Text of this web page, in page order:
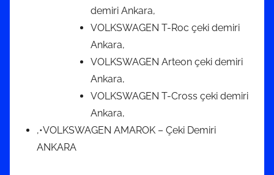
demiri Ankara,
VOLKSWAGEN T-Roc çeki demiri
Ankara,
VOLKSWAGEN Arteon çeki demiri
Ankara,
VOLKSWAGEN T-Cross çeki demiri
Ankara,
,•VOLKSWAGEN AMAROK – Çeki Demiri
ANKARA